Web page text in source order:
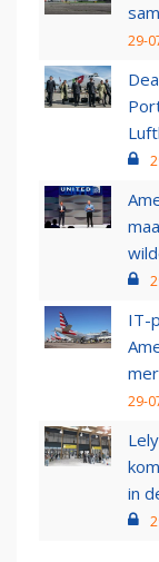
29-
IT-
29-
in